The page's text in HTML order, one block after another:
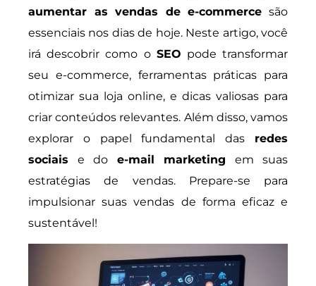
aumentar as vendas de e-commerce são
essenciais nos dias de hoje. Neste artigo, você
irá descobrir como o SEO pode transformar
seu e-commerce, ferramentas práticas para
otimizar sua loja online, e dicas valiosas para
criar conteúdos relevantes. Além disso, vamos
explorar o papel fundamental das redes
sociais e do e-mail marketing em suas
estratégias de vendas. Prepare-se para
impulsionar suas vendas de forma eficaz e
sustentável!